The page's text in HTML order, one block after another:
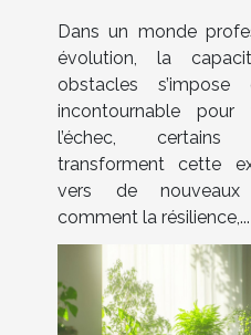
Dans un monde
évolution, la
obstacles
incontournable
l’échec, certains
transforment cette
vers de nouveaux
comment la résilience,...